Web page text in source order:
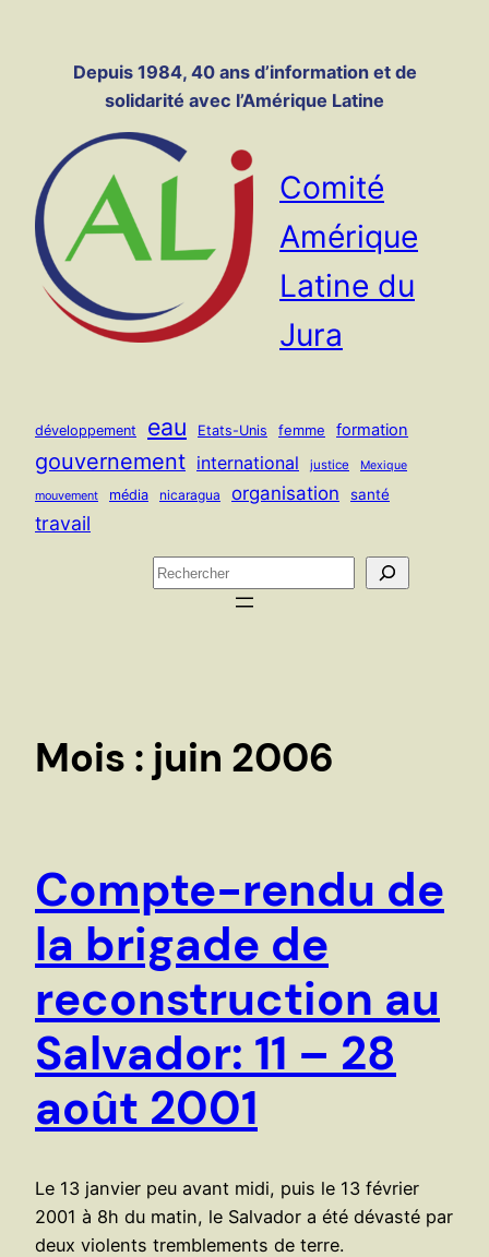
contenuDepuis 1984, 40 ans d’information et de
solidarité avec l’Amérique Latine
Comité
Amérique
Latine du
Jura
développement eau Etats-Unis femme formation
gouvernement international justice Mexique
mouvement média nicaragua organisation santé
travail
R
c
h
Mois : juin 2006
Compte-rendu de
la brigade de
reconstruction au
Salvador: 11 – 28
août 2001
Le 13 janvier peu avant midi, puis le 13 février
2001 à 8h du matin, le Salvador a été dévasté par
deux violents tremblements de terre.